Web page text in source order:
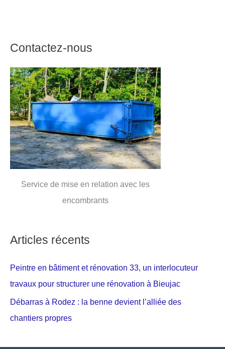
Contactez-nous
Service de mise en relation avec les
encombrants
Articles récents
Peintre en bâtiment et rénovation 33, un interlocuteur
travaux pour structurer une rénovation à Bieujac
Débarras à Rodez : la benne devient l’alliée des
chantiers propres